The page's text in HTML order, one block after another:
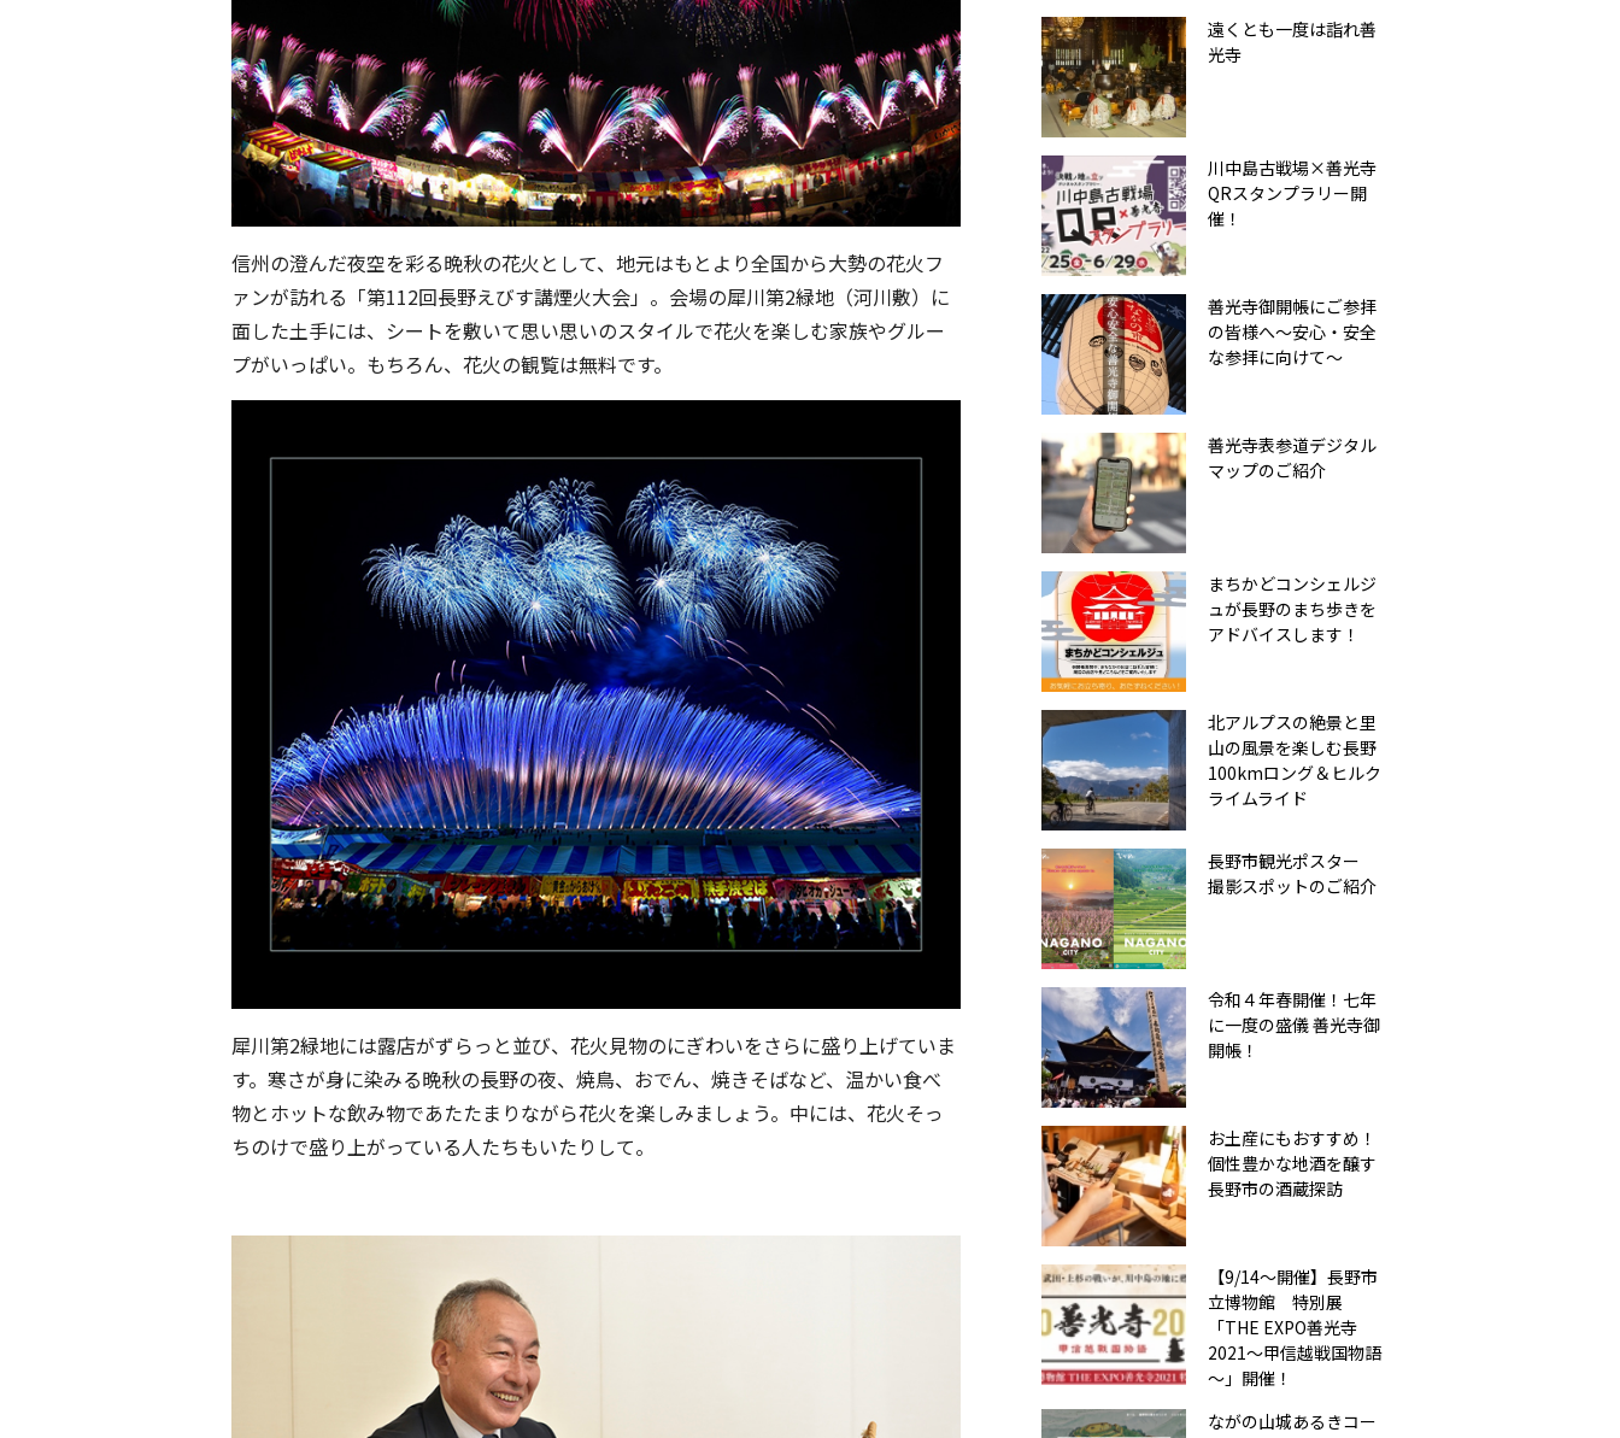
信州の澄んだ夜空を彩る晩秋の花火として、地元はもとより全国から大勢の花火フ
ァンが訪れる「第112回長野えびす講煙火大会」。会場の犀川第2緑地（河川敷）に
面した土手には、シートを敷いて思い思いのスタイルで花火を楽しむ家族やグルー
プがいっぱい。もちろん、花火の観覧は無料です。
犀川第2緑地には露店がずらっと並び、花火見物のにぎわいをさらに盛り上げていま
す。寒さが身に染みる晩秋の長野の夜、焼鳥、おでん、焼きそばなど、温かい食べ
物とホットな飲み物であたたまりながら花火を楽しみましょう。中には、花火そっ
ちのけで盛り上がっている人たちもいたりして。
遠くとも一度は詣れ善
光寺
川中島古戦場×善光寺
QRスタンプラリー開
催！
善光寺御開帳にご参拝
の皆様へ～安心・安全
な参拝に向けて～
善光寺表参道デジタル
マップのご紹介
まちかどコンシェルジ
ュが長野のまち歩きを
アドバイスします！
北アルプスの絶景と里
山の風景を楽しむ長野
100kmロング＆ヒルク
ライムライド
長野市観光ポスター
撮影スポットのご紹介
令和４年春開催！七年
に一度の盛儀 善光寺御
開帳！
お土産にもおすすめ！
個性豊かな地酒を醸す
長野市の酒蔵探訪
【9/14～開催】長野市
立博物館 特別展
「THE EXPO善光寺
2021～甲信越戦国物語
～」開催！
ながの山城あるきコー